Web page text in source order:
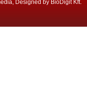
Designed by BioDigit Kft.